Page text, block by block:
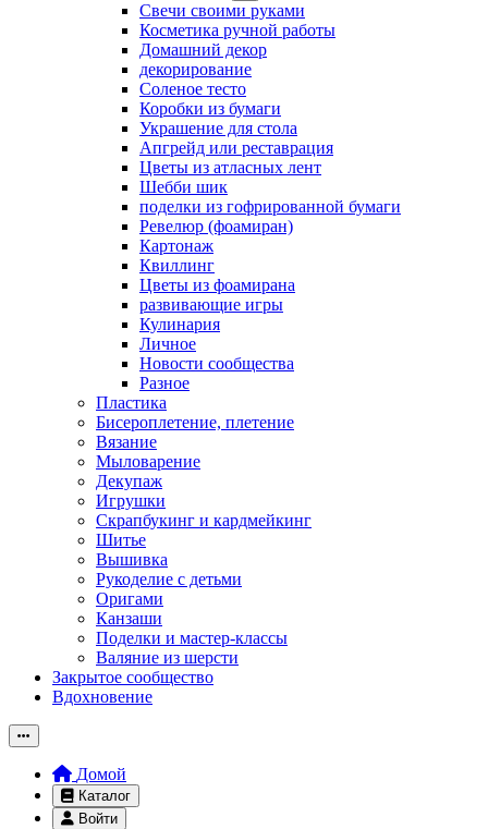
Свечи своими руками
Косметика ручной работы
Домашний декор
декорирование
Соленое тесто
Коробки из бумаги
Украшение для стола
Апгрейд или реставрация
Цветы из атласных лент
Шебби шик
поделки из гофрированной бумаги
Ревелюр (фоамиран)
Картонаж
Квиллинг
Цветы из фоамирана
развивающие игры
Кулинария
Личное
Новости сообщества
Разное
Пластика
Бисероплетение, плетение
Вязание
Мыловарение
Декупаж
Игрушки
Скрапбукинг и кардмейкинг
Шитье
Вышивка
Рукоделие с детьми
Оригами
Канзаши
Поделки и мастер-классы
Валяние из шерсти
Закрытое сообщество
Вдохновение
Домой
Каталог
Войти